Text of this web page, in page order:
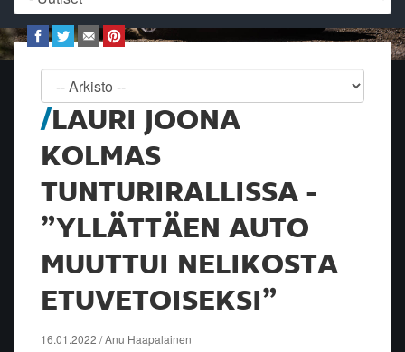
LAURI JOONA
KOLMAS
TUNTURIRALLISSA -
”YLLÄTTÄEN AUTO
MUUTTUI NELIKOSTA
ETUVETOISEKSI”
16.01.2022 / Anu Haapalainen